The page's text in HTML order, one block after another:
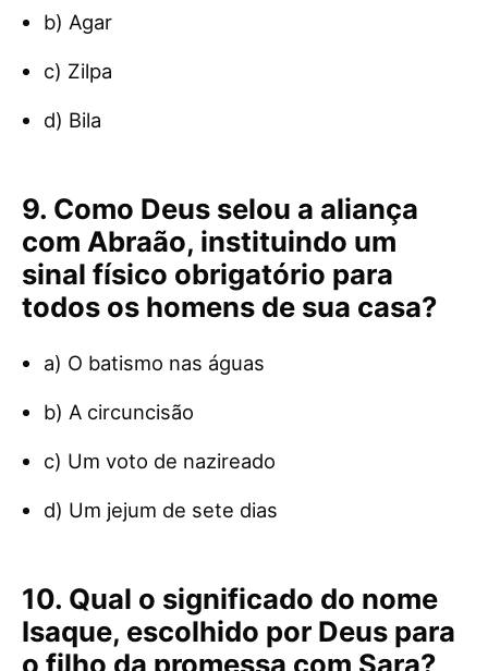
b) Agar
c) Zilpa
d) Bila
9. Como Deus selou a aliança
com Abraão, instituindo um
sinal físico obrigatório para
todos os homens de sua casa?
a) O batismo nas águas
b) A circuncisão
c) Um voto de nazireado
d) Um jejum de sete dias
10. Qual o significado do nome
Isaque, escolhido por Deus para
o filho da promessa com Sara?